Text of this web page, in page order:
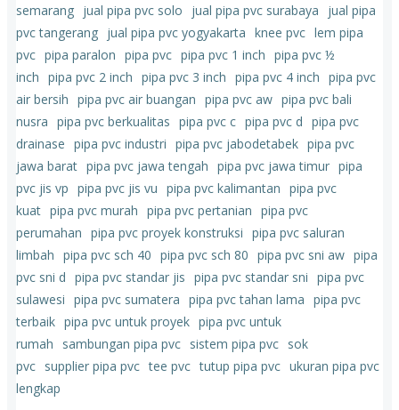
semarang jual pipa pvc solo jual pipa pvc surabaya
jual pipa
pvc tangerang jual pipa pvc yogyakarta knee pvc lem pipa
pvc pipa paralon pipa pvc pipa pvc 1 inch pipa pvc ½
inch pipa pvc 2 inch pipa pvc 3 inch pipa pvc 4 inch pipa pvc
air bersih pipa pvc air buangan pipa pvc aw pipa pvc bali
nusra pipa pvc berkualitas pipa pvc c pipa pvc d pipa pvc
drainase pipa pvc industri pipa pvc jabodetabek pipa pvc
jawa barat pipa pvc jawa tengah pipa pvc jawa timur pipa
pvc jis vp pipa pvc jis vu pipa pvc kalimantan pipa pvc
kuat pipa pvc murah pipa pvc pertanian pipa pvc
perumahan pipa pvc proyek konstruksi pipa pvc saluran
limbah pipa pvc sch 40 pipa pvc sch 80 pipa pvc sni aw pipa
pvc sni d pipa pvc standar jis pipa pvc standar sni pipa pvc
sulawesi pipa pvc sumatera pipa pvc tahan lama pipa pvc
terbaik pipa pvc untuk proyek pipa pvc untuk
rumah
sambungan pipa pvc sistem pipa pvc sok
pvc supplier pipa pvc tee pvc tutup pipa pvc ukuran pipa pvc
lengkap